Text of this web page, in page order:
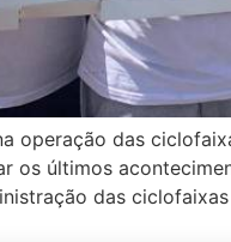
operação das
os últimos
das